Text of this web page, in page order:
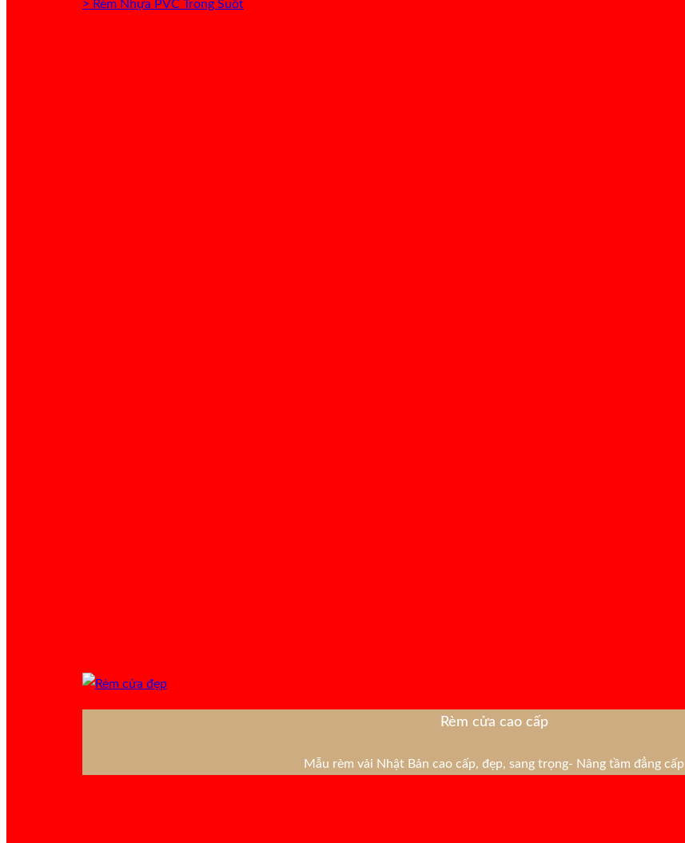
> Rèm Nhựa PVC Trong Suốt
Rèm cửa cao cấp
Mẫu rèm vải Nhật Bản cao cấp, đẹp, sang trọng- Nâng tầm đẳng cấp